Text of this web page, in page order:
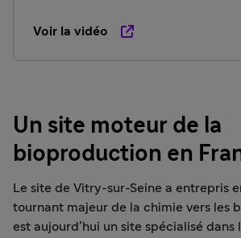
Voir la vidéo
Un site moteur de la
bioproduction en
Le site de Vitry-sur-Seine a entrepris
tournant majeur de la chimie vers les
est aujourd’hui un site spécialisé